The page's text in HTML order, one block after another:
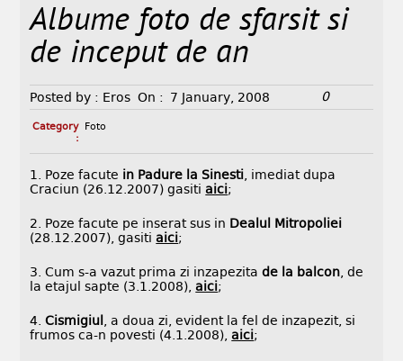
Albume foto de sfarsit si
de inceput de an
Posted by : Eros On : 7 January, 2008 0
Category
:
Foto
1. Poze facute in Padure la Sinesti , imediat dupa
Craciun (26.12.2007) gasitiaici;
2. Poze facute pe inserat sus in Dealul Mitropoliei
(28.12.2007), gasitiaici;
3. Cum s-a vazut prima zi inzapezitade la balcon , de
la etajul sapte (3.1.2008),aici;
4.Cismigiul
, a doua zi, evident la fel de inzapezit, si
frumos ca-n povesti (4.1.2008),aici;